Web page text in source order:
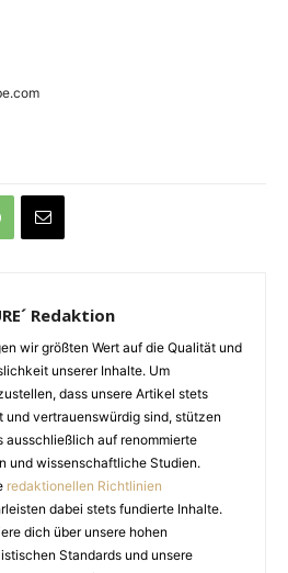
Redaktion
wir größten Wert auf die Qualität und
unserer Inhalte. Um
dass unsere Artikel stets
und vertrauenswürdig sind, stützen
ausschließlich auf renommierte
und wissenschaftliche Studien.
redaktionellen Richtlinien
dabei stets fundierte Inhalte.
dich über unsere hohen
Standards und unsere